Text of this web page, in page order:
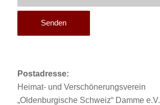
Postadresse:
Heimat- und Verschönerungsverein
„Oldenburgische Schweiz“ Damme e.V.